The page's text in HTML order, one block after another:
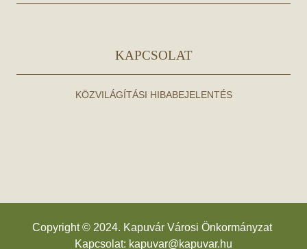
KAPCSOLAT
KÖZVILÁGÍTÁSI HIBABEJELENTÉS
Copyright © 2024. Kapuvár Városi Önkormányzat
Kapcsolat: kapuvar@kapuvar.hu